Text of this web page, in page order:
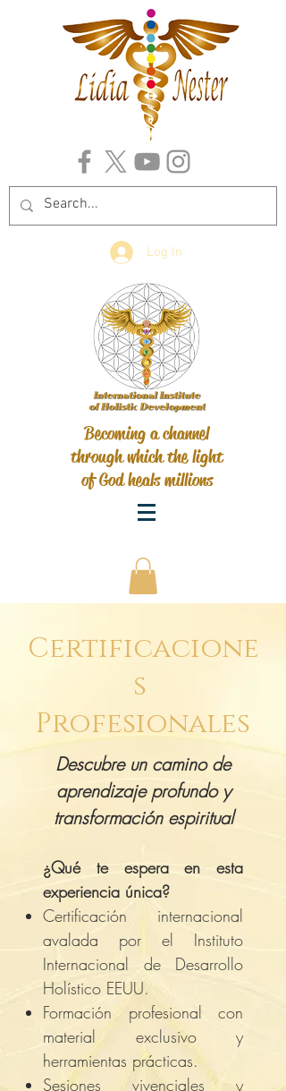
Log In
Becoming a channel
through which the light
of God heals millions
Certificacione
s
Profesionales
Descubre un camino de
aprendizaje profundo y
transformación espiritual
¿Qué te espera en esta
experiencia única?
Certificación internacional
avalada por el Instituto
Internacional de Desarrollo
Holístico EEUU.
Formación profesional con
material exclusivo y
herramientas prácticas.
Sesiones vivenciales y